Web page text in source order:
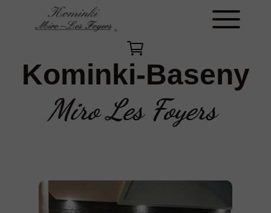
Kominki-Baseny
Miro Les Foyers